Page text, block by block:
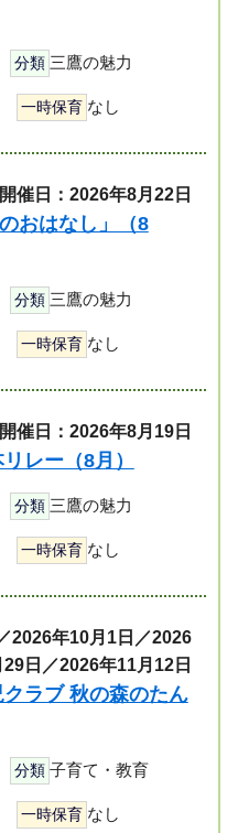
分類 三鷹の魅力
一時保育 なし
開催日：2026年8月22日
おはなし」（8
分類 三鷹の魅力
一時保育 なし
開催日：2026年8月19日
レー（8月）
分類 三鷹の魅力
一時保育 なし
2026年10月1日／2026
日／2026年11月12日
ラブ 秋の森のたん
分類 子育て・教育
一時保育 なし